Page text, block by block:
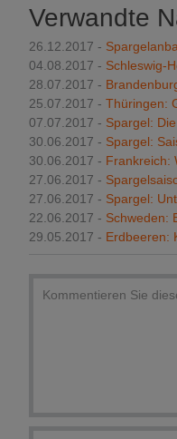
Verwandte
26.12.2017 -
04.08.2017 - Schleswig-
28.07.2017 -
25.07.2017 - Thüringen:
07.07.2017 - Spargel:
30.06.2017 - Spargel:
30.06.2017 - Frankreich:
27.06.2017 -
27.06.2017 - Spargel:
22.06.2017 - Schweden:
29.05.2017 - Erdbeeren: